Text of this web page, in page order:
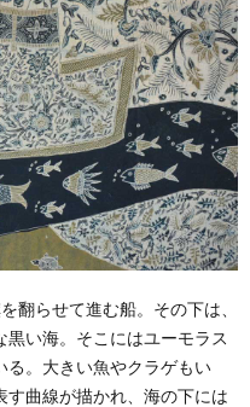
翻らせて進む船。その下は、
い海。そこにはユーモラス
る。大きい魚やクラゲもい
曲線が描かれ、海の下には